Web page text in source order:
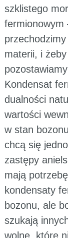
szklistego
fermionowym
materii, i
Kondensat
dualności
wartości
w stan
chcą się
zastępy
mają
kondensaty
bozonu, ale
szukają
wolne, które